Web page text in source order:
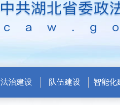
法治建设 队伍建设 智能化